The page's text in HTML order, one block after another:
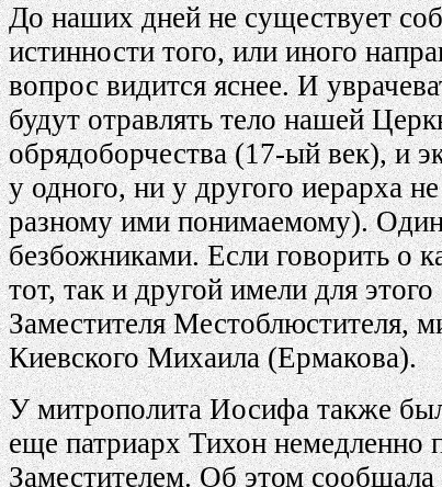
До наших дней не существует
истинности того, или иного
вопрос видится яснее. И
будут отравлять тело нашей
обрядоборчества (17-ый век), и
у одного, ни у другого иерарха
разному ими понимаемому). Один
безбожниками. Если говорить о
тот, так и другой имели для
Заместителя Местоблюстителя,
Киевского Михаила (Ермакова).
У митрополита Иосифа также
еще патриарх Тихон немедленно
Заместителем. Об этом